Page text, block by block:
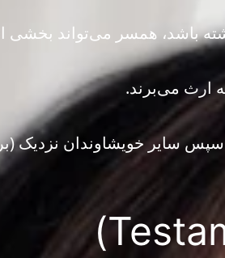
باشد، همسر می‌تواند بخشی از
ارث می‌برند.
سایر خویشاوندان نزدیک